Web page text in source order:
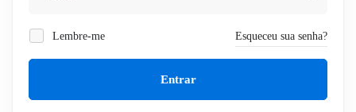
Lembre-me Esqueceu sua senha?
Entrar